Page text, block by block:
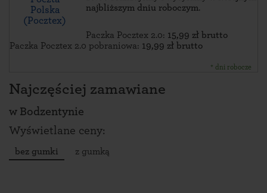
Polska
(Pocztex)
najbliższym dniu roboczym.
Paczka Pocztex 2.0: 15,99 zł brutto
Paczka Pocztex 2.0 pobraniowa: 19,99 zł brutto
* dni robocze
Najczęściej zamawiane
w Bodzentynie
Wyświetlane ceny:
bez gumki z gumką